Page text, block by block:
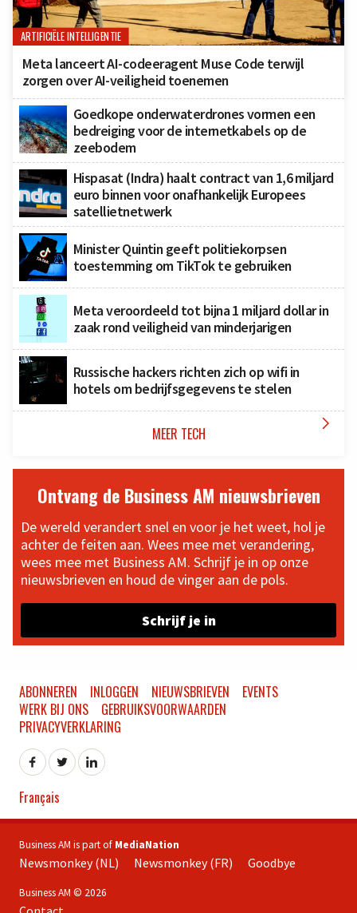
ARTIFICIËLE INTELLIGENTIE
Meta lanceert AI-codeeragent Muse Code terwijl
zorgen over AI-veiligheid toenemen
Goedkope onderwaterdrones vormen een
bedreiging voor de internetkabels op de
zeebodem
Hispasat (Indra) haalt contract van 1,6 miljard
euro binnen voor onafhankelijk Europees
satellietnetwerk
Minister Quintin geeft politiekorpsen
toestemming om TikTok te gebruiken
Meta veroordeeld tot bijna 1 miljard dollar in
zaak rond veiligheid van minderjarigen
Russische hackers richten zich op wifi in
hotels om bedrijfsgegevens te stelen
MEER TECH 
Ontvang de Business AM nieuwsbrieven
De wereld verandert snel en voor je het weet, hol je
achter de feiten aan. Wees mee met verandering,
wees mee met Business AM. Schrijf je in op onze
nieuwsbrieven en houd de vinger aan de pols.
Schrijf je in
ABONNEREN INLOGGEN NIEUWSBRIEVEN
EVENTS
WERK BIJ ONS
GEBRUIKSVOORWAARDEN
PRIVACYVERKLARING
Français
Business AM is part of MediaNation
Newsmonkey (NL) Newsmonkey (FR) Goodbye
Business AM © 2026